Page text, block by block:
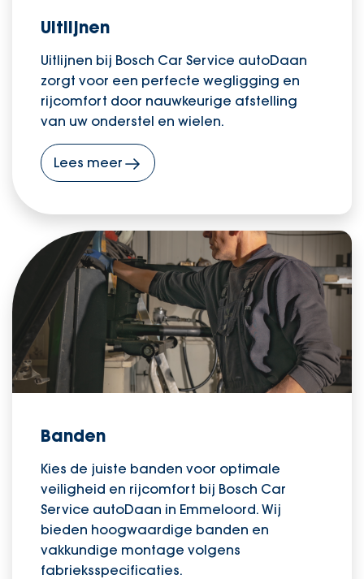
Uitlijnen
Uitlijnen bij Bosch Car Service autoDaan
zorgt voor een perfecte wegligging en
rijcomfort door nauwkeurige afstelling
van uw onderstel en wielen.
Lees meer
Banden
Kies de juiste banden voor optimale
veiligheid en rijcomfort bij Bosch Car
Service autoDaan in Emmeloord. Wij
bieden hoogwaardige banden en
vakkundige montage volgens
fabrieksspecificaties.